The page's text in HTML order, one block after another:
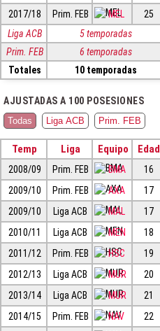
2017/18
Prim. FEB MEL 25
Liga ACB
5 temporadas
Prim. FEB
6 temporadas
Totales
10 temporadas
AJUSTADAS A 100 POSESIONES
Todas Liga ACB Prim. FEB
Temp Liga Equipo Edad
2008/09 Prim. FEB BMA 16
2009/10
Prim. FEB AXA 17
2009/10
Liga ACB MAL 17
2010/11
Liga ACB MEN 18
2011/12
Prim. FEB HSC 19
2012/13
Liga ACB MUR 20
2013/14
Liga ACB MUR 21
2014/15
Prim. FEB NAV 22